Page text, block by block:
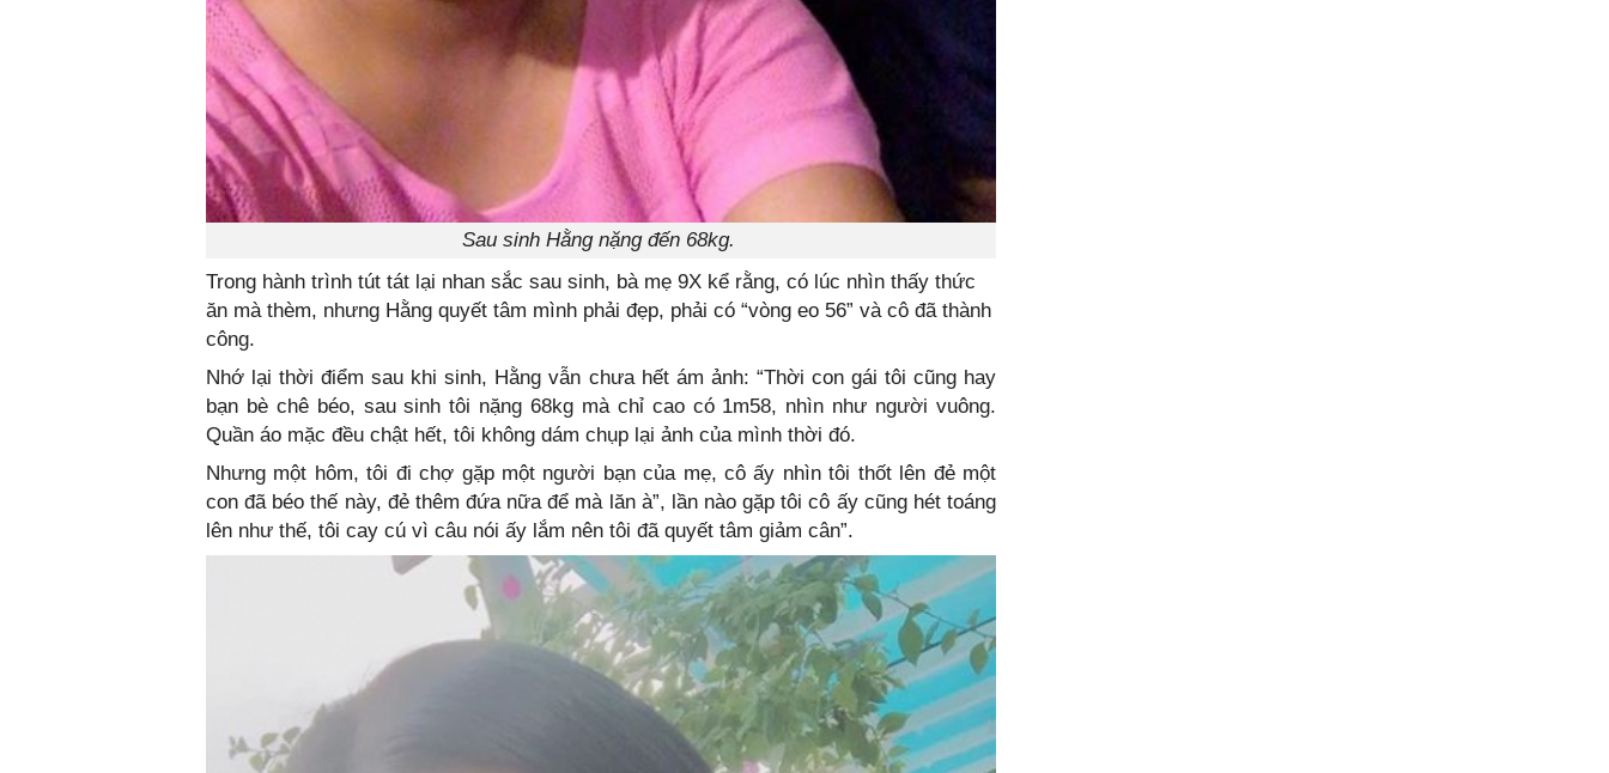
Sau sinh Hằng nặng đến 68kg.
Trong hành trình tút tát lại nhan sắc sau sinh, bà mẹ 9X kể rằng, có lúc nhìn thấy thức
ăn mà thèm, nhưng Hằng quyết tâm mình phải đẹp, phải có “vòng eo 56” và cô đã thành
công.
Nhớ lại thời điểm sau khi sinh, Hằng vẫn chưa hết ám ảnh: “Thời con gái tôi cũng hay
bạn bè chê béo, sau sinh tôi nặng 68kg mà chỉ cao có 1m58, nhìn như người vuông.
Quần áo mặc đều chật hết, tôi không dám chụp lại ảnh của mình thời đó.
Nhưng một hôm, tôi đi chợ gặp một người bạn của mẹ, cô ấy nhìn tôi thốt lên đẻ một
con đã béo thế này, đẻ thêm đứa nữa để mà lăn à”, lần nào gặp tôi cô ấy cũng hét toáng
lên như thế, tôi cay cú vì câu nói ấy lắm nên tôi đã quyết tâm giảm cân”.